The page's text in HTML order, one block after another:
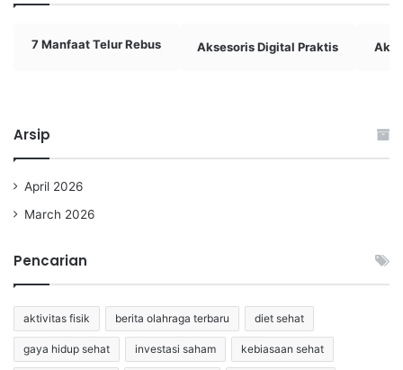
7 Manfaat Telur Rebus Aksesoris Digital Praktis
Arsip
April 2026
March 2026
Pencarian
aktivitas fisik berita olahraga terbaru diet sehat
gaya hidup sehat investasi saham kebiasaan sehat